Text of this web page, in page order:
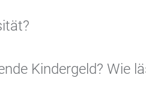
Kindergeld? Wie